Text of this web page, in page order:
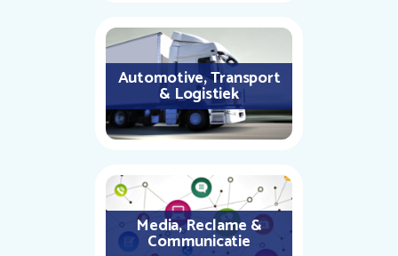
Automotive, Transport
& Logistiek
Media, Reclame &
Communicatie